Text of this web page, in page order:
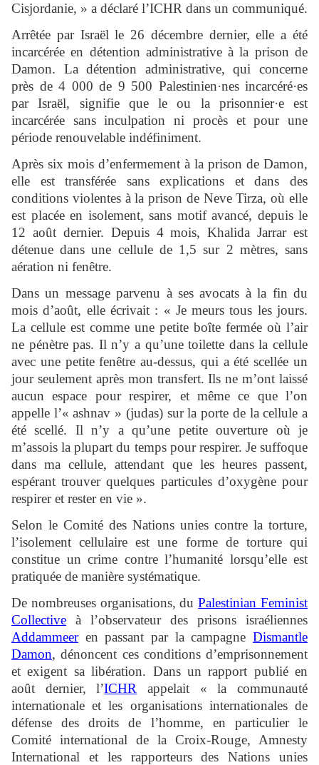
Cisjordanie, » a déclaré l’ICHR dans un communiqué.
Arrêtée par Israël le 26 décembre dernier, elle a été
incarcérée en détention administrative à la prison de
Damon. La détention administrative, qui concerne
près de 4 000 de 9 500 Palestinien·nes incarcéré·es
par Israël, signifie que le ou la prisonnier·e est
incarcérée sans inculpation ni procès et pour une
période renouvelable indéfiniment.
Après six mois d’enfermement à la prison de Damon,
elle est transférée sans explications et dans des
conditions violentes à la prison de Neve Tirza, où elle
est placée en isolement, sans motif avancé, depuis le
12 août dernier. Depuis 4 mois, Khalida Jarrar est
détenue dans une cellule de 1,5 sur 2 mètres, sans
aération ni fenêtre.
Dans un message parvenu à ses avocats à la fin du
mois d’août, elle écrivait : « Je meurs tous les jours.
La cellule est comme une petite boîte fermée où l’air
ne pénètre pas. Il n’y a qu’une toilette dans la cellule
avec une petite fenêtre au-dessus, qui a été scellée un
jour seulement après mon transfert. Ils ne m’ont laissé
aucun espace pour respirer, et même ce que l’on
appelle l’« ashnav » (judas) sur la porte de la cellule a
été scellé. Il n’y a qu’une petite ouverture où je
m’assois la plupart du temps pour respirer. Je suffoque
dans ma cellule, attendant que les heures passent,
espérant trouver quelques particules d’oxygène pour
respirer et rester en vie ».
Selon le Comité des Nations unies contre la torture,
l’isolement cellulaire est une forme de torture qui
constitue un crime contre l’humanité lorsqu’elle est
pratiquée de manière systématique.
De nombreuses organisations, duPalestinian Feminist
Collective à l’observateur des prisons israéliennes
Addammeeren passant par la campagne Dismantle
Damon, dénoncent ces conditions d’emprisonnement
et exigent sa libération. Dans un rapport publié en
août dernier, l’ICHR
appelait « la communauté
internationale et les organisations internationales de
défense des droits de l’homme, en particulier le
Comité international de la Croix-Rouge, Amnesty
International et les rapporteurs des Nations unies